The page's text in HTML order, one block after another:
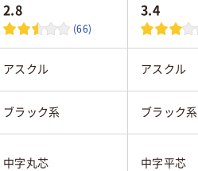
2.8
(66)
3.4
アスクル アスクル
ブラック系 ブラック系
中字丸芯 中字平芯